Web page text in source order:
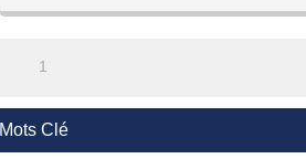
précision, veuill
1
Mots Clé